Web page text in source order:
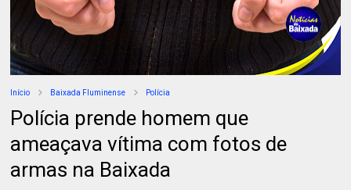
Início Baixada Fluminense Polícia
Polícia prende homem que
ameaçava vítima com fotos de
armas na Baixada